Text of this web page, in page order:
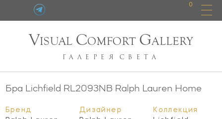
0
VISUAL COMFORT GALLERY
ГАЛЕРЕЯ СВЕТА
Бра Lichfield RL2093NBRalph Lauren Home
Бренд
Дизайнер
Коллекция